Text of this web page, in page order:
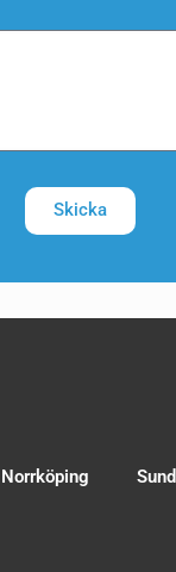
Skicka
Norrköping